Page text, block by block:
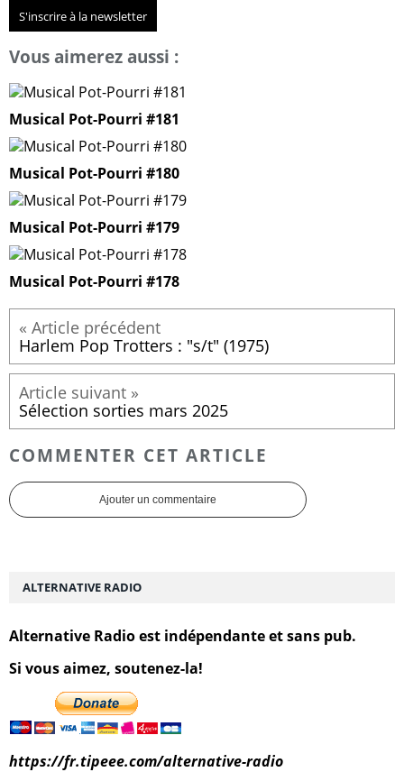
S'inscrire à la newsletter
Vous aimerez aussi :
Musical Pot-Pourri #181
Musical Pot-Pourri #180
Musical Pot-Pourri #179
Musical Pot-Pourri #178
Harlem Pop Trotters : "s/t" (1975)
Sélection sorties mars 2025
COMMENTER CET ARTICLE
Ajouter un commentaire
ALTERNATIVE RADIO
Alternative Radio est indépendante et sans pub.
Si vous aimez, soutenez-la!
https://fr.tipeee.com/alternative-radio